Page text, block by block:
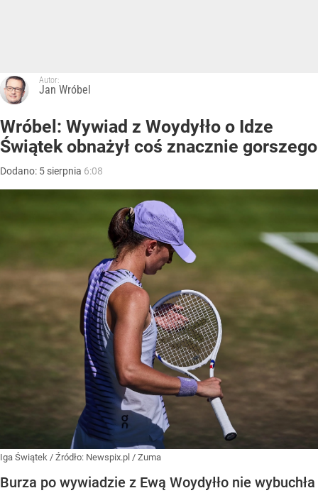
Autor:
Jan Wróbel
Wróbel: Wywiad z Woydyłło o Idze
Świątek obnażył coś znacznie gorszego
Dodano: 5 sierpnia 6:08
Iga Świątek / Źródło: Newspix.pl / Zuma
Burza po wywiadzie z Ewą Woydyłło nie wybuchła